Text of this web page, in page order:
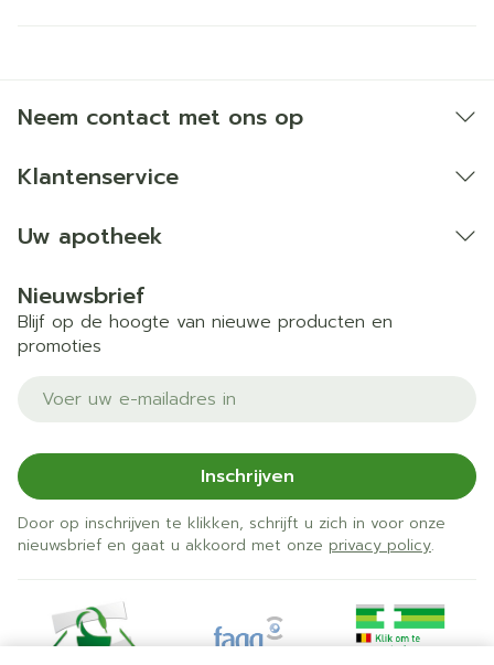
Neem contact met ons op
Klantenservice
Uw apotheek
Nieuwsbrief
Blijf op de hoogte van nieuwe producten en
promoties
E-mail adres
Inschrijven
Door op inschrijven te klikken, schrijft u zich in voor onze
nieuwsbrief en gaat u akkoord met onze privacy policy.